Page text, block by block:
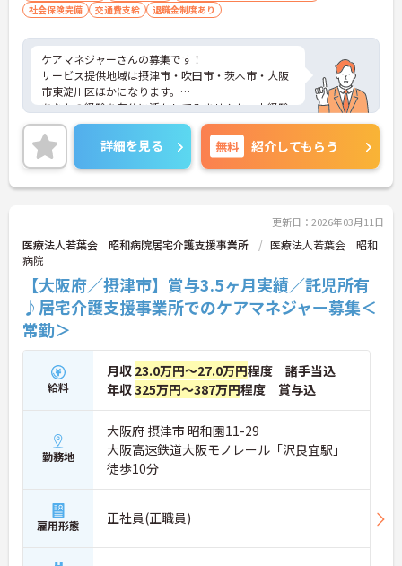
社会保険完備
交通費支給 退職金制度あり
ケアマネジャーさんの募集です！
サービス提供地域は摂津市・吹田市・茨木市・大阪
市東淀川区ほかになります。
あなたの経験を存分に活かしてみませんか。未経験
の方も応募可能ですので、ぜひお問い合わせくださ
い！
詳細を見る 無料 紹介してもらう
更新日：2026年03月11日
医療法人若葉会 昭和病院居宅介護支援事業所
医療法人若葉会 昭和
病院
【大阪府／摂津市】賞与3.5ヶ月実績／託児所有
♪居宅介護支援事業所でのケアマネジャー募集＜
常勤＞
給料
月収 23.0万円～27.0万円程度 諸手当込
年収325万円～387万円程度 賞与込
勤務地
大阪府 摂津市 昭和園11-29
大阪高速鉄道大阪モノレール「沢良宜駅」
徒歩10分
雇用形態 正社員(正職員)